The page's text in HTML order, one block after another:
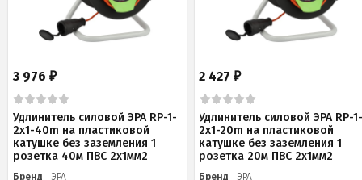
3 976 ₽
Удлинитель силовой ЭРА RP-1-
2x1-40m на пластиковой
катушке без заземления 1
розетка 40м ПВС 2x1мм2
Бренд
ЭРА
2 427₽
Удлинитель силовой ЭРА RP-
2x1-20m на пластиковой
катушке без заземления 1
розетка 20м ПВС 2х1мм2
Бренд
ЭРА